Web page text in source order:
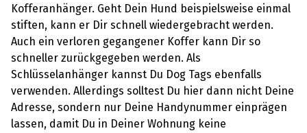
Kofferanhänger. Geht Dein Hund beispielsweise einmal
stiften, kann er Dir schnell wiedergebracht werden.
Auch ein verloren gegangener Koffer kann Dir so
schneller zurückgegeben werden. Als
Schlüsselanhänger kannst Du Dog Tags ebenfalls
verwenden. Allerdings solltest Du hier dann nicht Deine
Adresse, sondern nur Deine Handynummer einprägen
lassen, damit Du in Deiner Wohnung keine